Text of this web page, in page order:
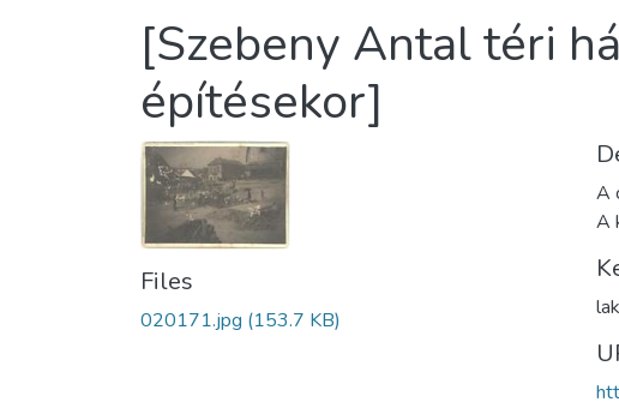
[Szebeny Antal téri
építésekor]
Files
020171.jpg (153.7 KB)
A
A